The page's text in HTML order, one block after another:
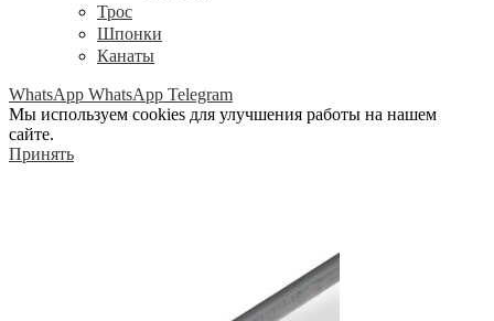
Трос
Шпонки
Канаты
WhatsApp WhatsApp Telegram
Мы используем cookies для улучшения работы на нашем
сайте.
Принять